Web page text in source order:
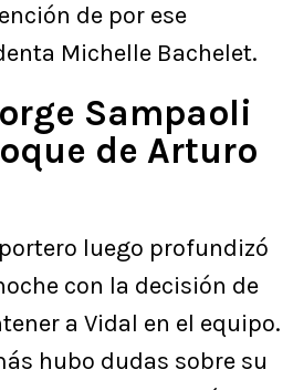
de por ese
Michelle Bachelet.
Sampaoli
de Arturo
luego profundizó
con la decisión de
a Vidal en el equipo.
hubo dudas sobre su